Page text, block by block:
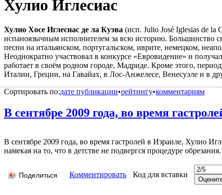
Хулио Иглесиас
Хулио Хосе Иглесиас де ла Куэва (исп. Julio José Iglesias de
испаноязычным исполнителем за всю историю. Большинство
песни на итальянском, португальском, иврите, немецком,
Неоднократно участвовал в конкурсе «Евровидение» и
работает в своём родном городе, Мадриде. Кроме этого,
Италии, Греции, на Гавайах, в Лос-Анжелесе, Венесуэле и в
Сортировать по:дате публикации•рейтингу•комментариям
В сентябре 2009 года, во время
В сентябре 2009 года, во время гастролей в Израиле, Хулио
намекая на то, что в детстве не подвергся процедуре обрезания.
Поделиться Комментировать Код для вставки